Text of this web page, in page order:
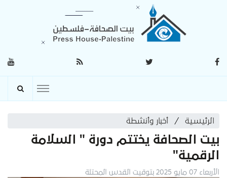
الرئيسية أخبار وأنشطة
بيت الصحافة يختتم دورة " السلامة
الرقمية"
الأربعاء 07 مايو 2025 بتوقيت القدس المحتلة